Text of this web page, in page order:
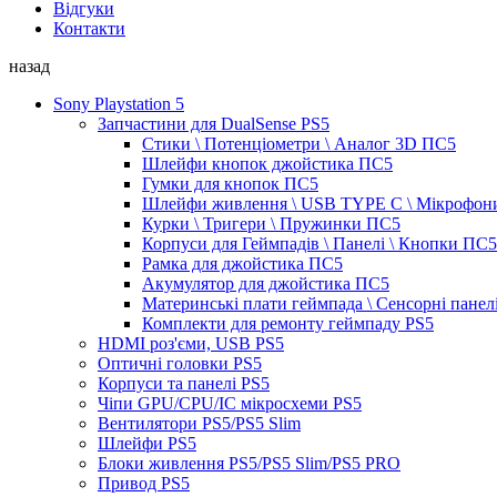
Відгуки
Контакти
назад
Sony Playstation 5
Запчастини для DualSense PS5
Стики \ Потенціометри \ Аналог 3D ПС5
Шлейфи кнопок джойстика ПС5
Гумки для кнопок ПС5
Шлейфи живлення \ USB TYPE C \
Курки \ Тригери \ Пружинки ПС5
Корпуси для Геймпадів \ Панелі \ Кнопки ПС5
Рамка для джойстика ПС5
Акумулятор для джойстика ПС5
Материнські плати геймпада \ Сенсорні
Комплекти для ремонту геймпаду PS5
HDMI роз'єми, USB PS5
Оптичні головки PS5
Корпуси та панелі PS5
Чіпи GPU/CPU/IC мікросхеми PS5
Вентилятори PS5/PS5 Slim
Шлейфи PS5
Блоки живлення PS5/PS5 Slim/PS5 PRO
Привод PS5